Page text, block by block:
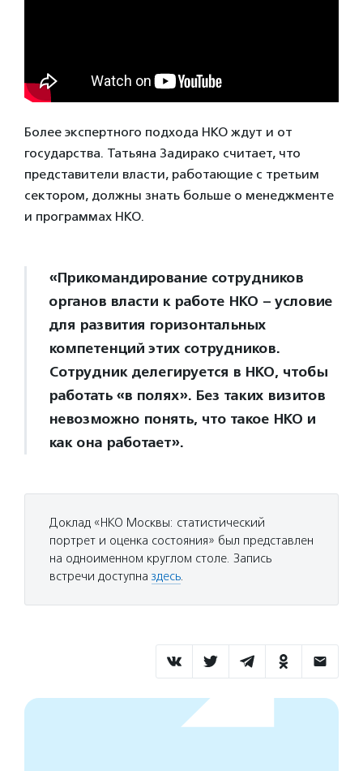
Более экспертного подхода НКО ждут и от
государства. Татьяна Задирако считает, что
представители власти, работающие с третьим
сектором, должны знать больше о менеджменте
и программах НКО.
«Прикомандирование сотрудников
органов власти к работе НКО – условие
для развития горизонтальных
компетенций этих сотрудников.
Сотрудник делегируется в НКО, чтобы
работать «в полях». Без таких визитов
невозможно понять, что такое НКО и
как она работает».
Доклад «НКО Москвы: статистический
портрет и оценка состояния» был представлен
на одноименном круглом столе. Запись
встречи доступна здесь.